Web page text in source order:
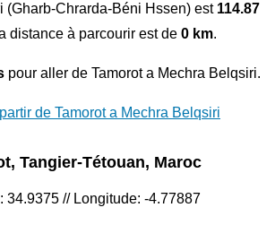
(Gharb-Chrarda-Béni Hssen) est 114.87
distance à parcourir est de 0 km.
pour aller de Tamorot a Mechra Belqsiri.
de Tamorot a Mechra Belqsiri
Tangier-Tétouan, Maroc
34.9375 // Longitude: -4.77887